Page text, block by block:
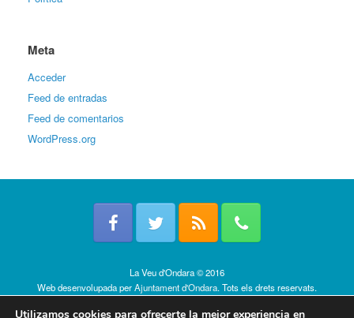
Meta
Acceder
Feed de entradas
Feed de comentarios
WordPress.org
La Veu d'Ondara © 2016
Web desenvolupada perAjuntament d'Ondara. Tots els drets reservats.
Utilizamos cookies para ofrecerte la mejor experiencia en